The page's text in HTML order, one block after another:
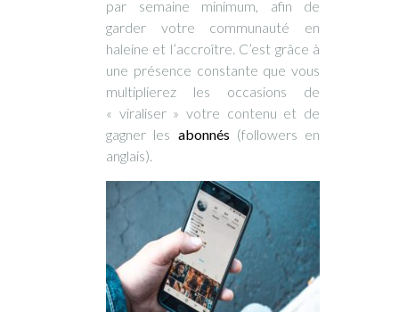
par semaine minimum, afin de
garder votre communauté en
haleine et l’accroître. C’est grâce à
une présence constante que vous
multiplierez les occasions de
« viraliser » votre contenu et de
gagner les abonnés (followers en
anglais).